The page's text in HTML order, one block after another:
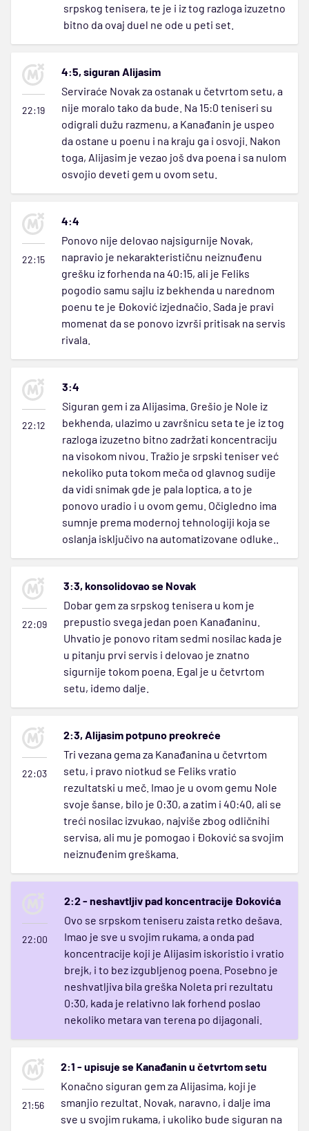
srpskog tenisera, te je i iz tog razloga izuzetno
bitno da ovaj duel ne ode u peti set.
22:19
4:5, siguran Alijasim
Serviraće Novak za ostanak u četvrtom setu, a
nije moralo tako da bude. Na 15:0 teniseri su
odigrali dužu razmenu, a Kanađanin je uspeo
da ostane u poenu i na kraju ga i osvoji. Nakon
toga, Alijasim je vezao još dva poena i sa nulom
osvojio deveti gem u ovom setu.
22:15
4:4
Ponovo nije delovao najsigurnije Novak,
napravio je nekarakterističnu neiznuđenu
grešku iz forhenda na 40:15, ali je Feliks
pogodio samu sajlu iz bekhenda u narednom
poenu te je Đoković izjednačio. Sada je pravi
momenat da se ponovo izvrši pritisak na servis
rivala.
22:12
3:4
Siguran gem i za Alijasima. Grešio je Nole iz
bekhenda, ulazimo u završnicu seta te je iz tog
razloga izuzetno bitno zadržati koncentraciju
na visokom nivou. Tražio je srpski teniser već
nekoliko puta tokom meča od glavnog sudije
da vidi snimak gde je pala loptica, a to je
ponovo uradio i u ovom gemu. Očigledno ima
sumnje prema modernoj tehnologiji koja se
oslanja isključivo na automatizovane odluke..
22:09
3:3, konsolidovao se Novak
Dobar gem za srpskog tenisera u kom je
prepustio svega jedan poen Kanađaninu.
Uhvatio je ponovo ritam sedmi nosilac kada je
u pitanju prvi servis i delovao je znatno
sigurnije tokom poena. Egal je u četvrtom
setu, idemo dalje.
22:03
2:3, Alijasim potpuno preokreće
Tri vezana gema za Kanađanina u četvrtom
setu, i pravo niotkud se Feliks vratio
rezultatski u meč. Imao je u ovom gemu Nole
svoje šanse, bilo je 0:30, a zatim i 40:40, ali se
treći nosilac izvukao, najviše zbog odličnihi
servisa, ali mu je pomogao i Đoković sa svojim
neiznuđenim greškama.
22:00
2:2 - neshavtljiv pad koncentracije Đokovića
Ovo se srpskom teniseru zaista retko dešava.
Imao je sve u svojim rukama, a onda pad
koncentracije koji je Alijasim iskoristio i vratio
brejk, i to bez izgubljenog poena. Posebno je
neshvatljiva bila greška Noleta pri rezultatu
0:30, kada je relativno lak forhend poslao
nekoliko metara van terena po dijagonali.
21:56
2:1 - upisuje se Kanađanin u četvrtom setu
Konačno siguran gem za Alijasima, koji je
smanjio rezultat. Novak, naravno, i dalje ima
sve u svojim rukama, i ukoliko bude siguran na